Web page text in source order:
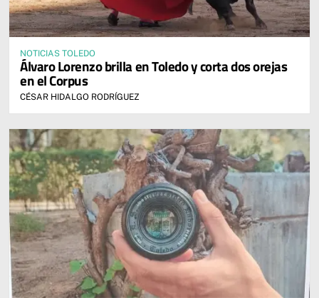
NOTICIAS TOLEDO
Álvaro Lorenzo brilla en Toledo y corta dos orejas
en el Corpus
CÉSAR HIDALGO RODRÍGUEZ